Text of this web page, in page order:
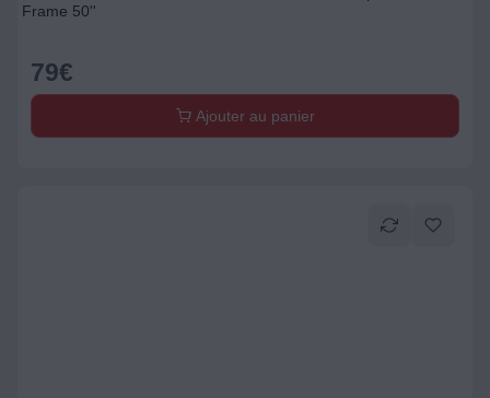
Frame 50''
79€
Ajouter au panier